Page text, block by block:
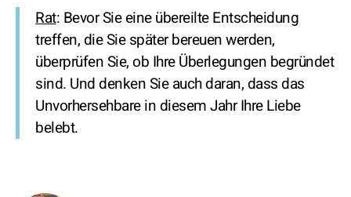
Rat: Bevor Sie eine übereilte Entscheidung
treffen, die Sie später bereuen werden,
überprüfen Sie, ob Ihre Überlegungen begründet
sind. Und denken Sie auch daran, dass das
Unvorhersehbare in diesem Jahr Ihre Liebe
belebt.